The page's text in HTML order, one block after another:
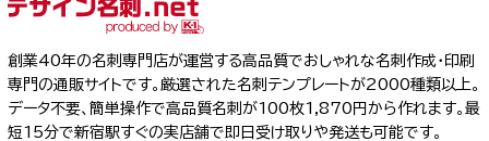
創業40年の名刺専門店が運営する高品質でおしゃれな名刺作成・印刷
専門の通販サイトです。厳選された名刺テンプレートが2000種類以上。
データ不要、簡単操作で高品質名刺が100枚1,870円から作れます。最
短15分で新宿駅すぐの実店舗で即日受け取りや発送も可能です。